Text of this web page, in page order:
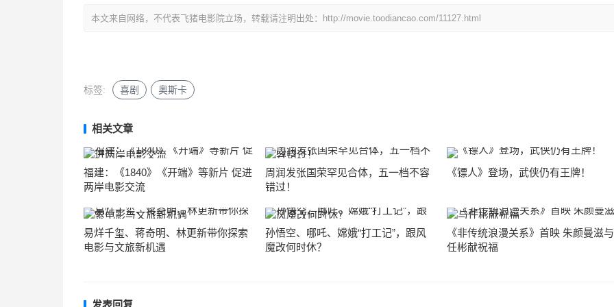
本文来自网络，不代表飞猪电影院立场，转载请注明出处：http://movie.toodiancao.com/11127.html
标签: 喜剧 奥斯卡
相关文章
福建：《1840》《开端》等新片 促进
两岸电影交流
周润发张国荣罕见合体，五一档不容
错过！
《镖人》登场，武侠仍有王牌！
易烊千玺、蒋奇明、林更新带你探索
电影与文旅新机遇
孙悟空、哪吒、嫦娥“打工记”，跟风
魔改何时休？
《非传统浪漫关系》首映 朱颜曼滋与
任彬献祝福
发表回复